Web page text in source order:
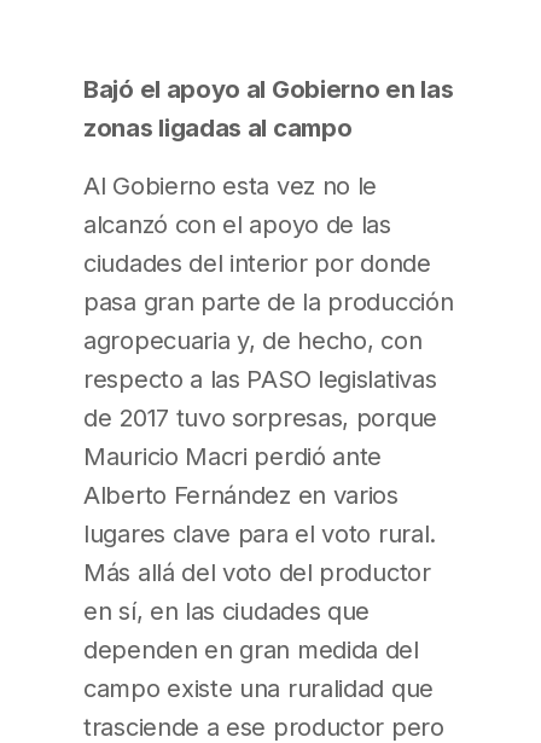
Bajó el apoyo al Gobierno en las
zonas ligadas al campo
Al Gobierno esta vez no le
alcanzó con el apoyo de las
ciudades del interior por donde
pasa gran parte de la producción
agropecuaria y, de hecho, con
respecto a las PASO legislativas
de 2017 tuvo sorpresas, porque
Mauricio Macri perdió ante
Alberto Fernández en varios
lugares clave para el voto rural.
Más allá del voto del productor
en sí, en las ciudades que
dependen en gran medida del
campo existe una ruralidad que
trasciende a ese productor pero